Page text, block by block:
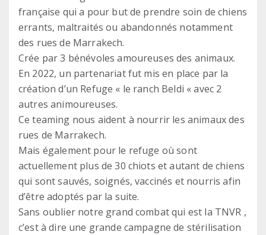
française qui a pour but de prendre soin de chiens
errants, maltraités ou abandonnés notamment
des rues de Marrakech.
Crée par 3 bénévoles amoureuses des animaux.
En 2022, un partenariat fut mis en place par la
création d’un Refuge « le ranch Beldi « avec 2
autres animoureuses.
Ce teaming nous aident à nourrir les animaux des
rues de Marrakech.
Mais également pour le refuge où sont
actuellement plus de 30 chiots et autant de chiens
qui sont sauvés, soignés, vaccinés et nourris afin
d’être adoptés par la suite.
Sans oublier notre grand combat qui est la TNVR ,
c’est à dire une grande campagne de stérilisation